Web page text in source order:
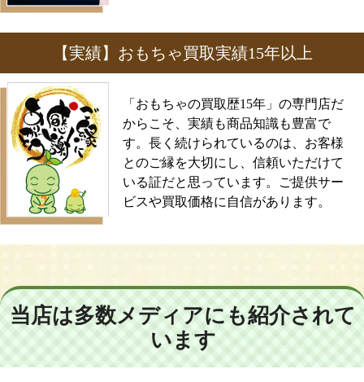
【実績】おもちゃ買取実績15年以上
「おもちゃの買取歴15年」の専門店だ
からこそ、実績も商品知識も豊富で
す。長く続けられているのは、お客様
とのご縁を大切にし、信頼いただけて
いる証だと思っています。ご提供サー
ビスや買取価格に自信があります。
当店は多数メディアにも紹介されて
います